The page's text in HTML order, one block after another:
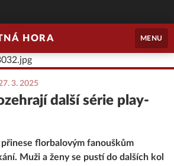
HORA MENU
3. 2025
další série play-
florbalovým fanouškům
Muži a ženy se pustí do dalších kol